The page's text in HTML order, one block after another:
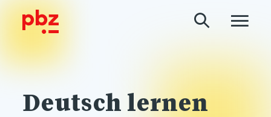
Deutsch lernen